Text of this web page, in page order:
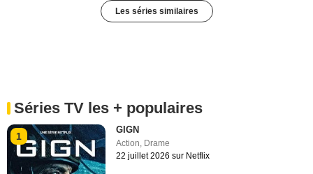
Les séries similaires
Séries TV les + populaires
1
GIGN
Action, Drame
22 juillet 2026 sur Netflix